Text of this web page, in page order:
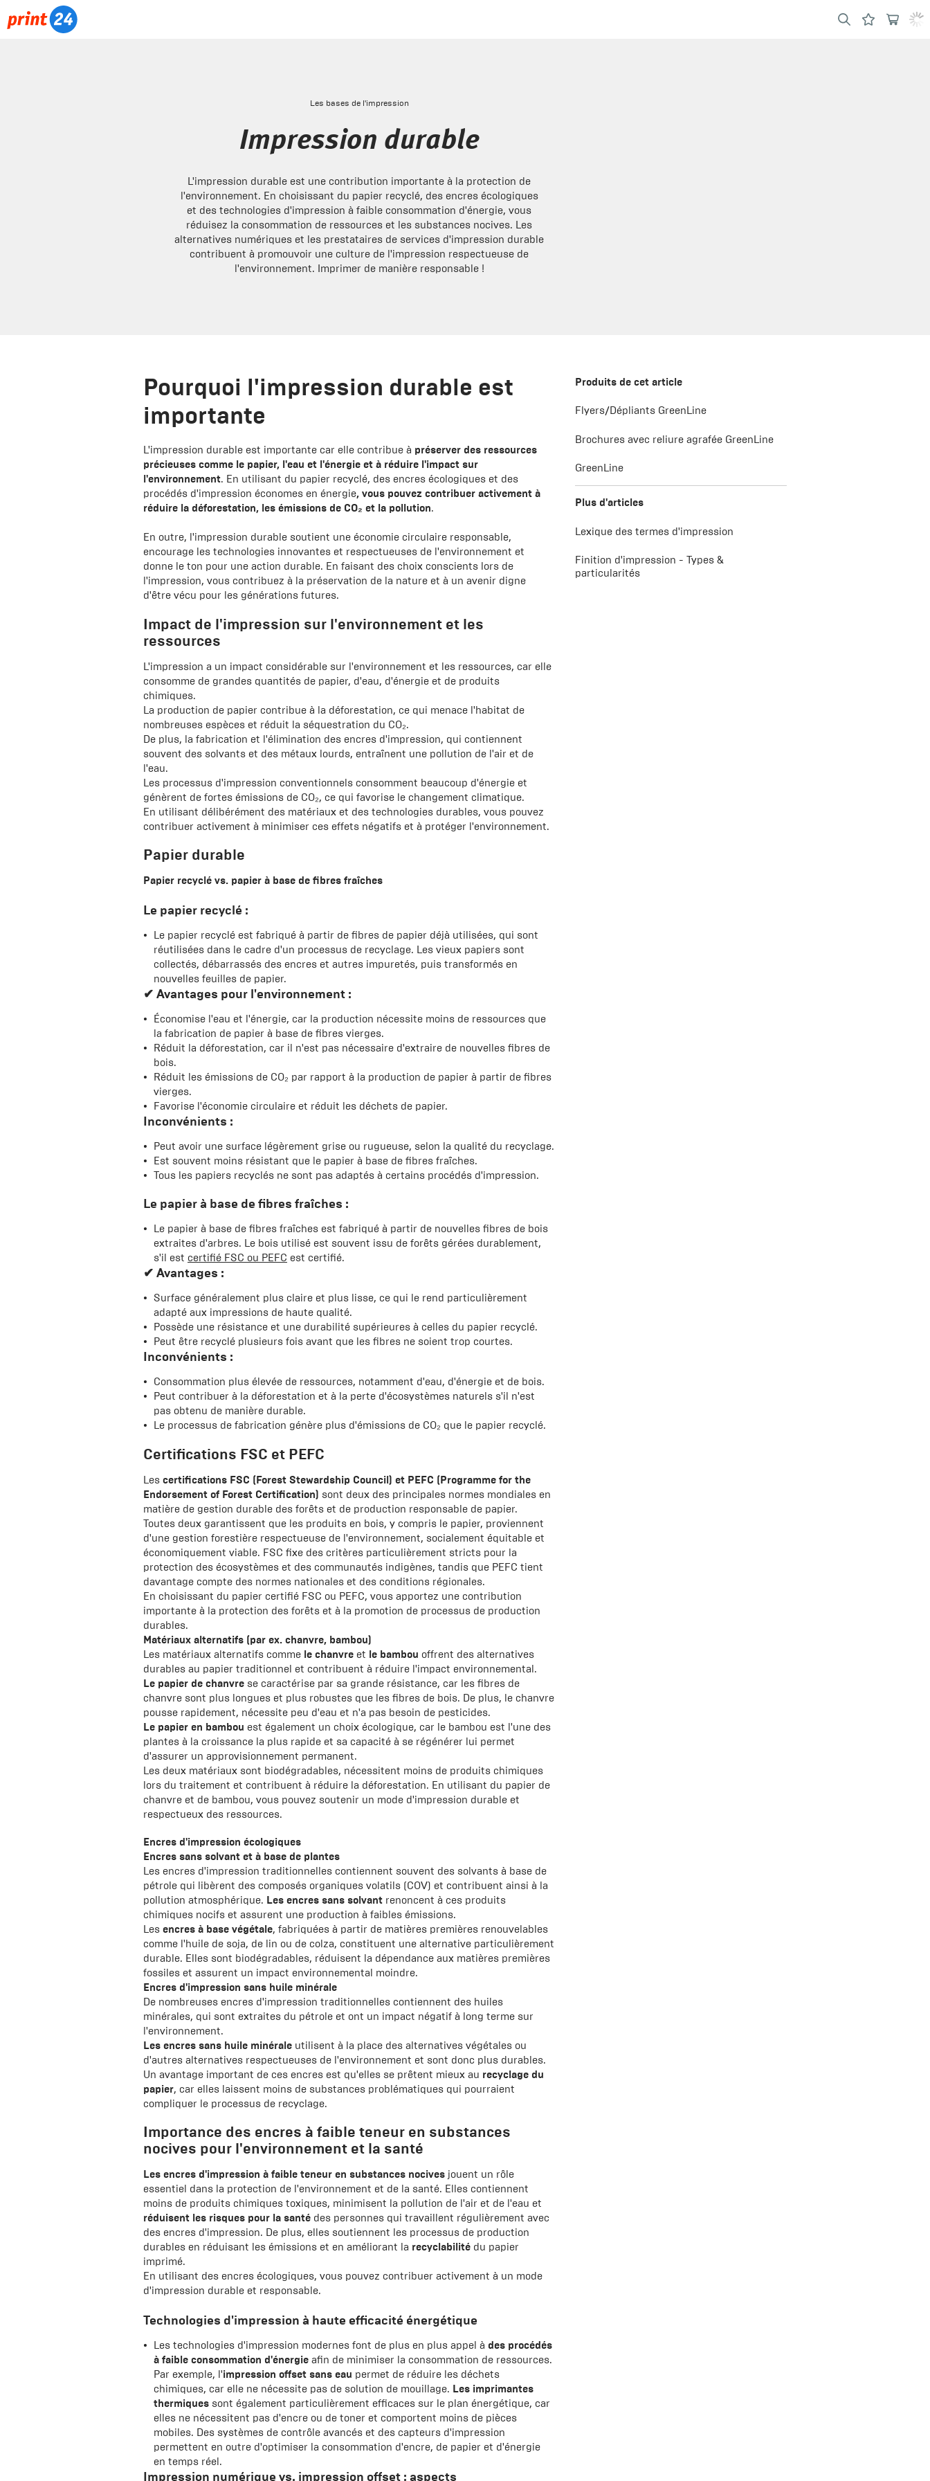
Les bases de l'impression
Impression durable
L'impression durable est une contribution importante à la protection de
l'environnement. En choisissant du papier recyclé, des encres écologiques
et des technologies d'impression à faible consommation d'énergie, vous
réduisez la consommation de ressources et les substances nocives. Les
alternatives numériques et les prestataires de services d'impression durable
contribuent à promouvoir une culture de l'impression respectueuse de
l'environnement. Imprimer de manière responsable !
Pourquoi l'impression durable est
importante
L'impression durable est importante car elle contribue à préserver des ressources
précieuses comme le papier, l'eau et l'énergie et à réduire l'impact sur
l'environnement. En utilisant du papier recyclé, des encres écologiques et des
procédés d'impression économes en énergie, vous pouvez contribuer activement à
réduire la déforestation, les émissions de CO₂ et la pollution.
En outre, l'impression durable soutient une économie circulaire responsable,
encourage les technologies innovantes et respectueuses de l'environnement et
donne le ton pour une action durable. En faisant des choix conscients lors de
l'impression, vous contribuez à la préservation de la nature et à un avenir digne
d'être vécu pour les générations futures.
Impact de l'impression sur l'environnement et les
ressources
L'impression a un impact considérable sur l'environnement et les ressources, car elle
consomme de grandes quantités de papier, d'eau, d'énergie et de produits
chimiques.
La production de papier contribue à la déforestation, ce qui menace l'habitat de
nombreuses espèces et réduit la séquestration du CO₂.
De plus, la fabrication et l'élimination des encres d'impression, qui contiennent
souvent des solvants et des métaux lourds, entraînent une pollution de l'air et de
l'eau.
Les processus d'impression conventionnels consomment beaucoup d'énergie et
génèrent de fortes émissions de CO₂, ce qui favorise le changement climatique.
En utilisant délibérément des matériaux et des technologies durables, vous pouvez
contribuer activement à minimiser ces effets négatifs et à protéger l'environnement.
Papier durable
Papier recyclé vs. papier à base de fibres fraîches
Le papier recyclé :
Le papier recyclé est fabriqué à partir de fibres de papier déjà utilisées, qui sont
réutilisées dans le cadre d'un processus de recyclage. Les vieux papiers sont
collectés, débarrassés des encres et autres impuretés, puis transformés en
nouvelles feuilles de papier.
✔ Avantages pour l'environnement :
Économise l'eau et l'énergie, car la production nécessite moins de ressources que
la fabrication de papier à base de fibres vierges.
Réduit la déforestation, car il n'est pas nécessaire d'extraire de nouvelles fibres de
bois.
Réduit les émissions de CO₂ par rapport à la production de papier à partir de fibres
vierges.
Favorise l'économie circulaire et réduit les déchets de papier.
Inconvénients :
Peut avoir une surface légèrement grise ou rugueuse, selon la qualité du recyclage.
Est souvent moins résistant que le papier à base de fibres fraîches.
Tous les papiers recyclés ne sont pas adaptés à certains procédés d'impression.
Le papier à base de fibres fraîches :
Le papier à base de fibres fraîches est fabriqué à partir de nouvelles fibres de bois
extraites d'arbres. Le bois utilisé est souvent issu de forêts gérées durablement,
s'il est certifié FSC ou PEFC est certifié.
✔ Avantages :
Surface généralement plus claire et plus lisse, ce qui le rend particulièrement
adapté aux impressions de haute qualité.
Possède une résistance et une durabilité supérieures à celles du papier recyclé.
Peut être recyclé plusieurs fois avant que les fibres ne soient trop courtes.
Inconvénients :
Consommation plus élevée de ressources, notamment d'eau, d'énergie et de bois.
Peut contribuer à la déforestation et à la perte d'écosystèmes naturels s'il n'est
pas obtenu de manière durable.
Le processus de fabrication génère plus d'émissions de CO₂ que le papier recyclé.
Certifications FSC et PEFC
Les certifications FSC (Forest Stewardship Council) et PEFC (Programme for the
Endorsement of Forest Certification) sont deux des principales normes mondiales en
matière de gestion durable des forêts et de production responsable de papier.
Toutes deux garantissent que les produits en bois, y compris le papier, proviennent
d'une gestion forestière respectueuse de l'environnement, socialement équitable et
économiquement viable. FSC fixe des critères particulièrement stricts pour la
protection des écosystèmes et des communautés indigènes, tandis que PEFC tient
davantage compte des normes nationales et des conditions régionales.
En choisissant du papier certifié FSC ou PEFC, vous apportez une contribution
importante à la protection des forêts et à la promotion de processus de production
durables.
Matériaux alternatifs (par ex. chanvre, bambou)
Les matériaux alternatifs comme le chanvre et le bambou offrent des alternatives
durables au papier traditionnel et contribuent à réduire l'impact environnemental.
Le papier de chanvre se caractérise par sa grande résistance, car les fibres de
chanvre sont plus longues et plus robustes que les fibres de bois. De plus, le chanvre
pousse rapidement, nécessite peu d'eau et n'a pas besoin de pesticides.
Le papier en bambou est également un choix écologique, car le bambou est l'une des
plantes à la croissance la plus rapide et sa capacité à se régénérer lui permet
d'assurer un approvisionnement permanent.
Les deux matériaux sont biodégradables, nécessitent moins de produits chimiques
lors du traitement et contribuent à réduire la déforestation. En utilisant du papier de
chanvre et de bambou, vous pouvez soutenir un mode d'impression durable et
respectueux des ressources.
Encres d'impression écologiques
Encres sans solvant et à base de plantes
Les encres d'impression traditionnelles contiennent souvent des solvants à base de
pétrole qui libèrent des composés organiques volatils (COV) et contribuent ainsi à la
pollution atmosphérique. Les encres sans solvant renoncent à ces produits
chimiques nocifs et assurent une production à faibles émissions.
Les encres à base végétale, fabriquées à partir de matières premières renouvelables
comme l'huile de soja, de lin ou de colza, constituent une alternative particulièrement
durable. Elles sont biodégradables, réduisent la dépendance aux matières premières
fossiles et assurent un impact environnemental moindre.
Encres d'impression sans huile minérale
De nombreuses encres d'impression traditionnelles contiennent des huiles
minérales, qui sont extraites du pétrole et ont un impact négatif à long terme sur
l'environnement.
Les encres sans huile minérale utilisent à la place des alternatives végétales ou
d'autres alternatives respectueuses de l'environnement et sont donc plus durables.
Un avantage important de ces encres est qu'elles se prêtent mieux au recyclage du
papier, car elles laissent moins de substances problématiques qui pourraient
compliquer le processus de recyclage.
Importance des encres à faible teneur en substances
nocives pour l'environnement et la santé
Les encres d'impression à faible teneur en substances nocives jouent un rôle
essentiel dans la protection de l'environnement et de la santé. Elles contiennent
moins de produits chimiques toxiques, minimisent la pollution de l'air et de l'eau et
réduisent les risques pour la santé des personnes qui travaillent régulièrement avec
des encres d'impression. De plus, elles soutiennent les processus de production
durables en réduisant les émissions et en améliorant la recyclabilité du papier
imprimé.
En utilisant des encres écologiques, vous pouvez contribuer activement à un mode
d'impression durable et responsable.
Technologies d'impression à haute efficacité énergétique
Les technologies d'impression modernes font de plus en plus appel à des procédés
à faible consommation d'énergie afin de minimiser la consommation de ressources.
Par exemple, l'impression offset sans eau permet de réduire les déchets
chimiques, car elle ne nécessite pas de solution de mouillage. Les imprimantes
thermiques sont également particulièrement efficaces sur le plan énergétique, car
elles ne nécessitent pas d'encre ou de toner et comportent moins de pièces
mobiles. Des systèmes de contrôle avancés et des capteurs d'impression
permettent en outre d'optimiser la consommation d'encre, de papier et d'énergie
en temps réel.
Impression numérique vs. impression offset : aspects
Produits de cet article
Flyers/Dépliants GreenLine
Brochures avec reliure agrafée GreenLine
GreenLine
Plus d'articles
Lexique des termes d'impression
Finition d'impression - Types &
particularités